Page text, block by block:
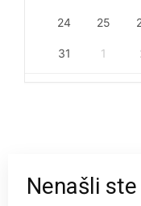
24 25
31 1
Nenašli